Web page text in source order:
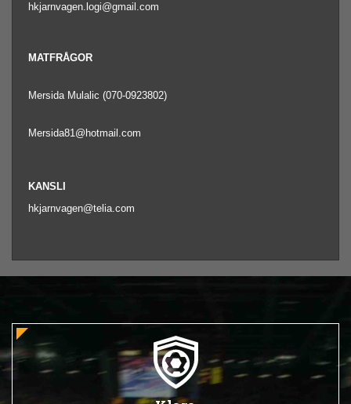
hkjarnvagen.logi@gmail.com
MATFRÅGOR
Mersida Mulalic (070-0923802)
Mersida81@hotmail.com
KANSLI
hkjarnvagen@telia.com